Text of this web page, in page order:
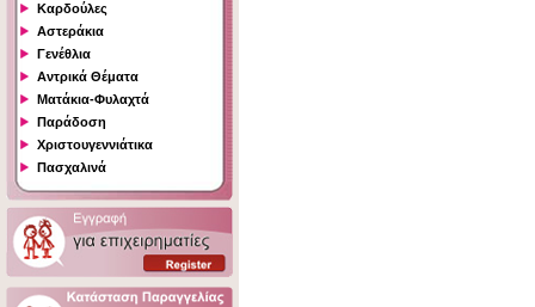
Καρδούλες
Αστεράκια
Γενέθλια
Αντρικά Θέματα
Ματάκια-Φυλαχτά
Παράδοση
Χριστουγεννιάτικα
Πασχαλινά